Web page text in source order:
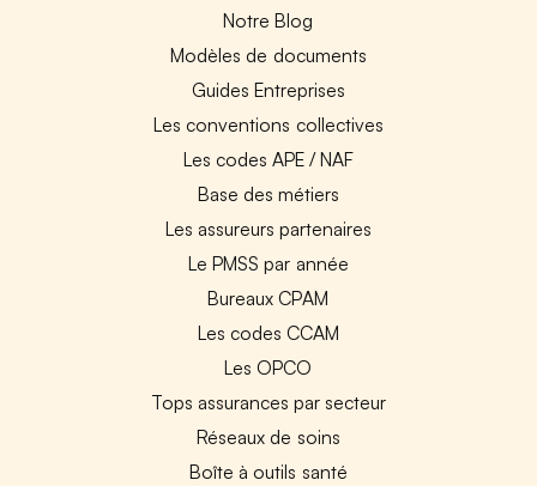
Notre Blog
Modèles de documents
Guides Entreprises
Les conventions collectives
Les codes APE / NAF
Base des métiers
Les assureurs partenaires
Le PMSS par année
Bureaux CPAM
Les codes CCAM
Les OPCO
Tops assurances par secteur
Réseaux de soins
Boîte à outils santé